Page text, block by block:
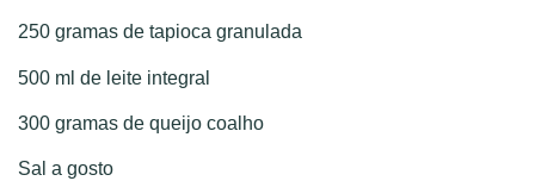
250 gramas de tapioca granulada
500 ml de leite integral
300 gramas de queijo coalho
Sal a gosto